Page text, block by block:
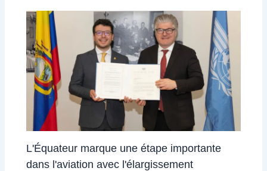
L'Équateur marque une étape importante
dans l'aviation avec l'élargissement